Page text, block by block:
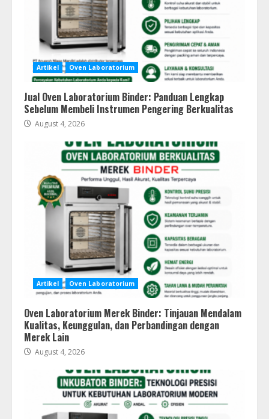
Artikel Oven Laboratorium
Jual Oven Laboratorium Binder: Panduan Lengkap
Sebelum Membeli Instrumen Pengering Berkualitas
August 4, 2026
Artikel Oven Laboratorium
Oven Laboratorium Merek Binder: Tinjauan Mendalam
Kualitas, Keunggulan, dan Perbandingan dengan
Merek Lain
August 4, 2026